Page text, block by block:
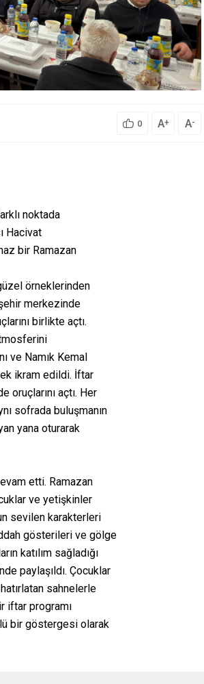
0 A+ A-
noktada
Hacivat
bir Ramazan
örneklerinden
merkezinde
birlikte açtı.
ve Namık Kemal
ikram edildi. İftar
oruçlarını açtı. Her
sofrada buluşmanın
yana oturarak
etti. Ramazan
ve yetişkinler
sevilen karakterleri
gösterileri ve gölge
katılım sağladığı
paylaşıldı. Çocuklar
sahnelerle
iftar programı
bir göstergesi olarak